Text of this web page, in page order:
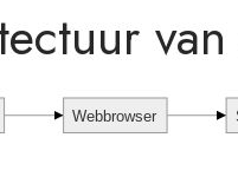
Webbrowser